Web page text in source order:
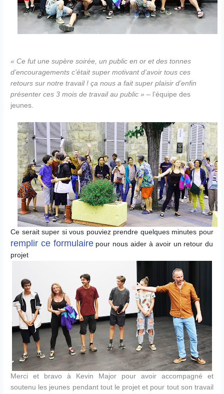
« Ce fut une supère soirée, un public en or et destonnes
d’encouragements c’était super motivantd’avoir tous ces
retours sur notre travail ! ça nous a fait super plaisir d’enfin
présenter ces 3 mois de travail au public » – l’équipe des
jeunes.
Ce serait super si vous pouviez prendre quelques minutes pour
remplir ce formulairepour nous aider à avoir un retour du
projet
Merci et bravo à Kevin Major pour avoir accompagné et
soutenu les jeunes pendant tout le projet et pour tout son travail